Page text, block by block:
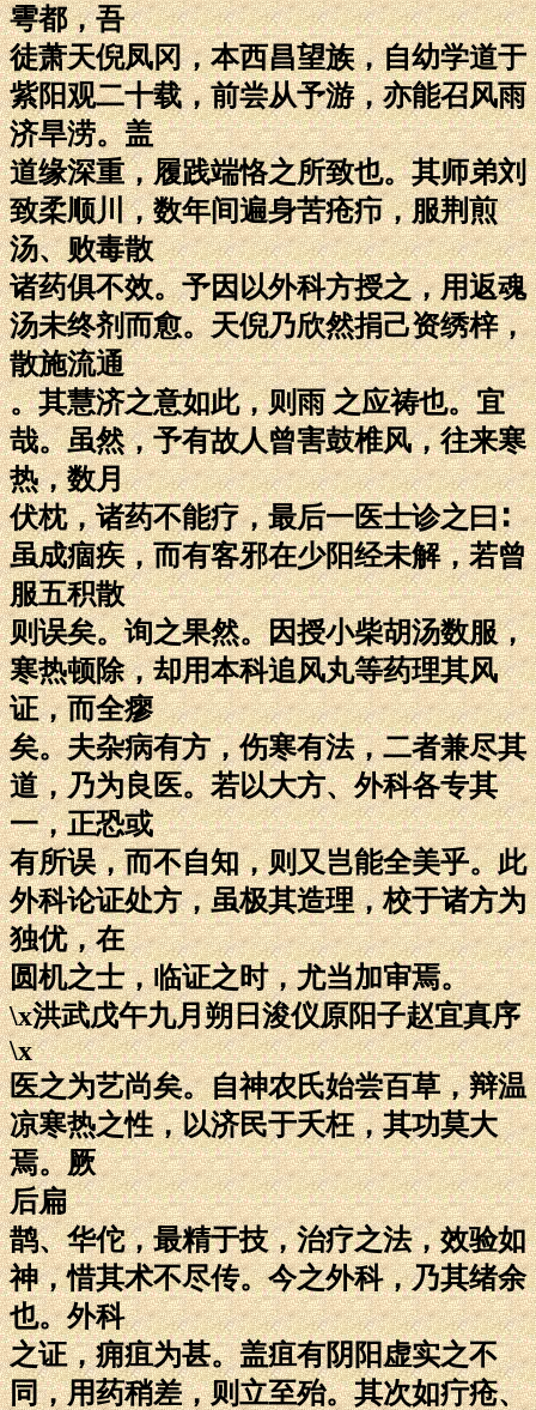
雩都，吾
徒萧天倪凤冈，本西昌望族，自幼学道于
紫阳观二十载，前尝从予游，亦能召风雨
济旱涝。盖
道缘深重，履践端恪之所致也。其师弟刘
致柔顺川，数年间遍身苦疮疖，服荆煎
汤、败毒散
诸药俱不效。予因以外科方授之，用返魂
汤未终剂而愈。天倪乃欣然捐己资绣梓，
散施流通
。其慧济之意如此，则雨 之应祷也。宜
哉。虽然，予有故人曾害鼓椎风，往来寒
热，数月
伏枕，诸药不能疗，最后一医士诊之曰∶
虽成痼疾，而有客邪在少阳经未解，若曾
服五积散
则误矣。询之果然。因授小柴胡汤数服，
寒热顿除，却用本科追风丸等药理其风
证，而全瘳
矣。夫杂病有方，伤寒有法，二者兼尽其
道，乃为良医。若以大方、外科各专其
一，正恐或
有所误，而不自知，则又岂能全美乎。此
外科论证处方，虽极其造理，校于诸方为
独优，在
圆机之士，临证之时，尤当加审焉。
\x洪武戊午九月朔日浚仪原阳子赵宜真序
\x
医之为艺尚矣。自神农氏始尝百草，辩温
凉寒热之性，以济民于夭枉，其功莫大
焉。厥
后扁
鹊、华佗，最精于技，治疗之法，效验如
神，惜其术不尽传。今之外科，乃其绪余
也。外科
之证，痈疽为甚。盖疽有阴阳虚实之不
同，用药稍差，则立至殆。其次如疔疮、